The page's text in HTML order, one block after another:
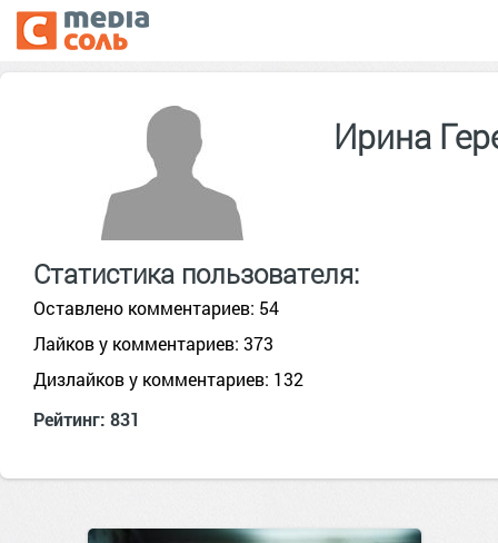
Ирина
Статистика пользователя:
Оставлено комментариев: 54
Лайков у комментариев: 373
Дизлайков у комментариев: 132
Рейтинг: 831